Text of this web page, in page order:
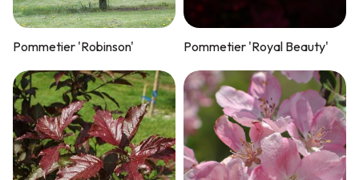
Pommetier 'Robinson' Pommetier 'Royal Beauty'